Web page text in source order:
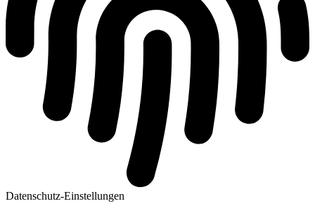
Datenschutz-Einstellungen